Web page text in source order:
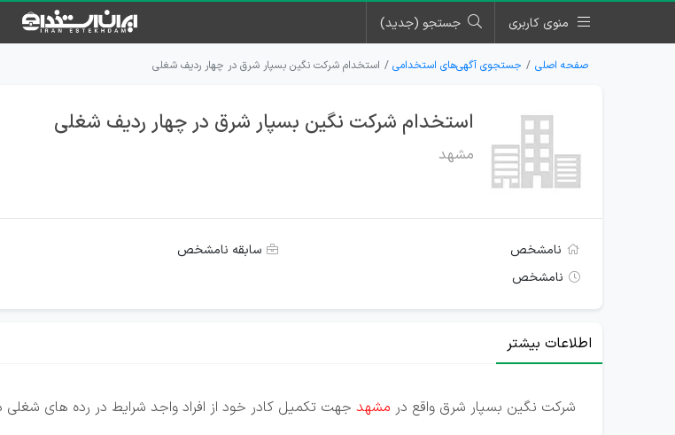
منوی کاربری جستجو (جدید)
صفحه اصلی جستجوی آگهی‌های استخدامی استخدام شرکت نگین بسپار شرق در چهار ردیف شغلی
استخدام شرکت نگین بسپار شرق در چهار ردیف شغلی
مشهد
نامشخص
سابقه نامشخص
نامشخص
اطلاعات بیشتر
شرکت نگین بسپار شرق واقع در مشهد جهت تکمیل کادر خود از افراد واجد شرایط در رده های